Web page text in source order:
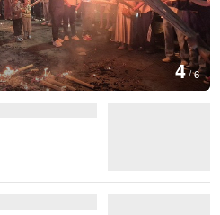
4/6